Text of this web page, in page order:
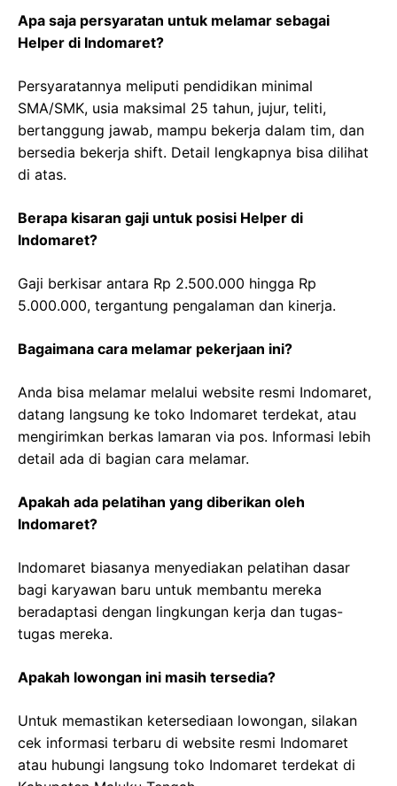
Apa saja persyaratan untuk melamar sebagai
Helper di Indomaret?
Persyaratannya meliputi pendidikan minimal
SMA/SMK, usia maksimal 25 tahun, jujur, teliti,
bertanggung jawab, mampu bekerja dalam tim, dan
bersedia bekerja shift. Detail lengkapnya bisa dilihat
di atas.
Berapa kisaran gaji untuk posisi Helper di
Indomaret?
Gaji berkisar antara Rp 2.500.000 hingga Rp
5.000.000, tergantung pengalaman dan kinerja.
Bagaimana cara melamar pekerjaan ini?
Anda bisa melamar melalui website resmi Indomaret,
datang langsung ke toko Indomaret terdekat, atau
mengirimkan berkas lamaran via pos. Informasi lebih
detail ada di bagian cara melamar.
Apakah ada pelatihan yang diberikan oleh
Indomaret?
Indomaret biasanya menyediakan pelatihan dasar
bagi karyawan baru untuk membantu mereka
beradaptasi dengan lingkungan kerja dan tugas-
tugas mereka.
Apakah lowongan ini masih tersedia?
Untuk memastikan ketersediaan lowongan, silakan
cek informasi terbaru di website resmi Indomaret
atau hubungi langsung toko Indomaret terdekat di